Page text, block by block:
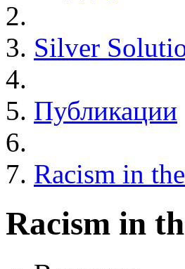
Silver
Публикации
Racism in
Racism in